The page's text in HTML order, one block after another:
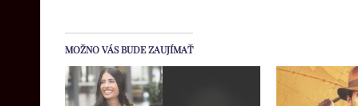
MOŽNO VÁS BUDE ZAUJÍMAŤ